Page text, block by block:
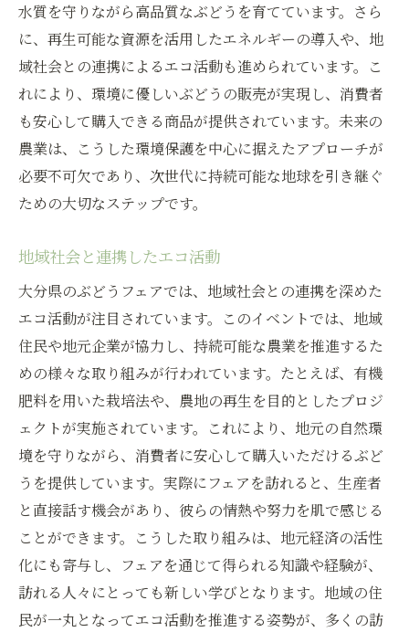
水質を守りながら高品質なぶどうを育てています。さら
に、再生可能な資源を活用したエネルギーの導入や、地
域社会との連携によるエコ活動も進められています。こ
れにより、環境に優しいぶどうの販売が実現し、消費者
も安心して購入できる商品が提供されています。未来の
農業は、こうした環境保護を中心に据えたアプローチが
必要不可欠であり、次世代に持続可能な地球を引き継ぐ
ための大切なステップです。
地域社会と連携したエコ活動
大分県のぶどうフェアでは、地域社会との連携を深めた
エコ活動が注目されています。このイベントでは、地域
住民や地元企業が協力し、持続可能な農業を推進するた
めの様々な取り組みが行われています。たとえば、有機
肥料を用いた栽培法や、農地の再生を目的としたプロジ
ェクトが実施されています。これにより、地元の自然環
境を守りながら、消費者に安心して購入いただけるぶど
うを提供しています。実際にフェアを訪れると、生産者
と直接話す機会があり、彼らの情熱や努力を肌で感じる
ことができます。こうした取り組みは、地元経済の活性
化にも寄与し、フェアを通じて得られる知識や経験が、
訪れる人々にとっても新しい学びとなります。地域の住
民が一丸となってエコ活動を推進する姿勢が、多くの訪